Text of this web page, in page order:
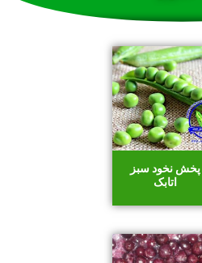
پخش نخود سبز
اتابک